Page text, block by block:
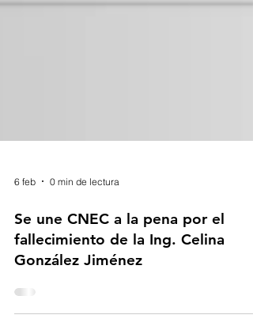
6 feb 0 min de lectura
Se une CNEC a la pena por el
fallecimiento de la Ing. Celina
González Jiménez